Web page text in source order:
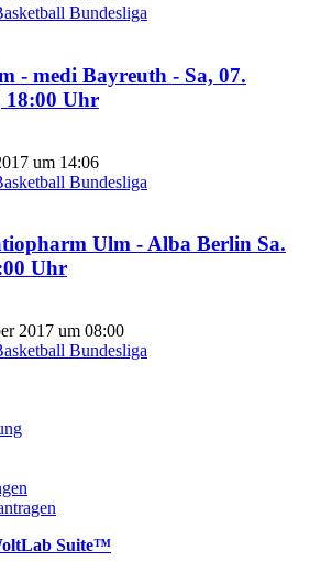
Bundesliga
- medi Bayreuth - Sa, 07.
18:00 Uhr
um 14:06
Bundesliga
Ulm - Alba Berlin Sa.
Uhr
2017 um 08:00
Bundesliga
Suite™